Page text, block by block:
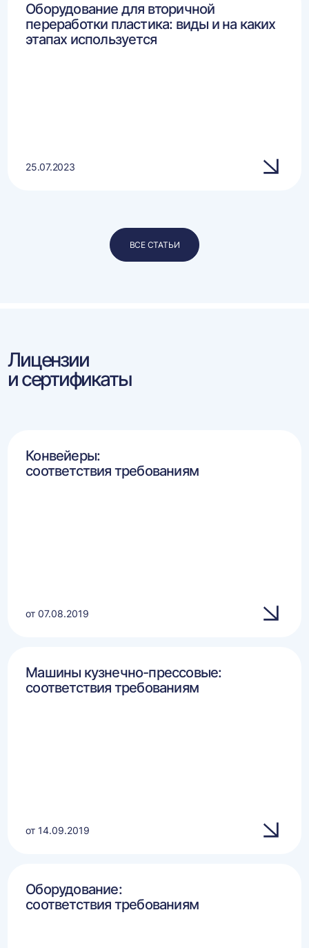
Оборудование для вторичной
переработки пластика: виды и на каких
этапах используется
25.07.2023
ВСЕ СТАТЬИ
Лицензии
и сертификаты
Конвейеры:
соответствия требованиям
от 07.08.2019
Машины кузнечно-прессовые:
соответствия требованиям
от 14.09.2019
Оборудование:
соответствия требованиям